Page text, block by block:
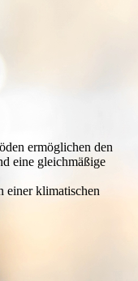
ermöglichen den
eine gleichmäßige
einer klimatischen